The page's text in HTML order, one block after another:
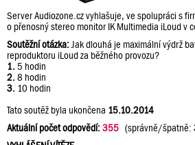
Server Audiozone.cz vyhlašuje, ve spolupráci s
o přenosný stereo monitor IK Multimedia iLoud v
Soutěžní otázka: Jak dlouhá je maximální výdrž
reproduktoru iLoud za běžného provozu?
1. 5 hodin
2. 8 hodin
3. 10 hodin
Tato soutěž byla ukončena 15.10.2014
Aktuální počet odpovědí:355 (správně/špatně: